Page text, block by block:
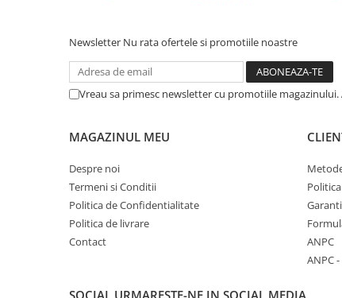
Newsletter Nu rata ofertele si promotiile noastre
Vreau sa primesc newsletter cu promotiile
MAGAZINUL MEU
Despre noi
Termeni si Conditii
Politica de Confidentialitate
Politica de livrare
Contact
ANPC
ANPC -